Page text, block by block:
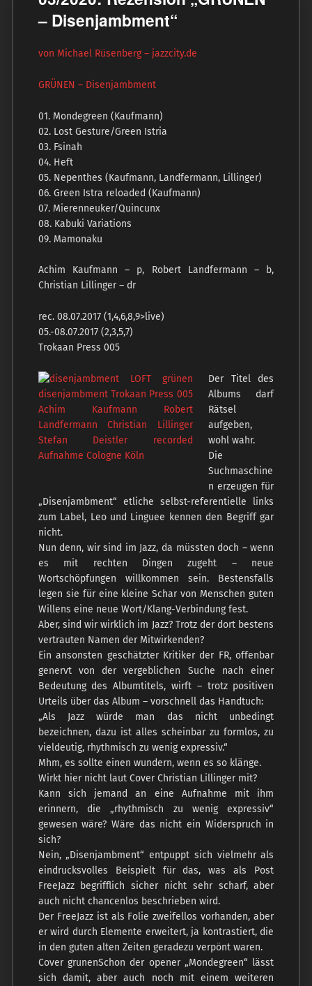
– Disenjambment“
von Michael Rüsenberg – jazzcity.de
GRÜNEN – Disenjambment
01. Mondegreen (Kaufmann)
02. Lost Gesture/Green Istria
03. Fsinah
04. Heft
05. Nepenthes (Kaufmann, Landfermann, Lillinger)
06. Green Istra reloaded (Kaufmann)
07. Mierenneuker/Quincunx
08. Kabuki Variations
09. Mamonaku
Achim Kaufmann – p, Robert Landfermann – b,
Christian Lillinger – dr
rec. 08.07.2017 (1,4,6,8,9>live)
05.-08.07.2017 (2,3,5,7)
Trokaan Press 005
Der Titel des
Albums darf
Rätsel
aufgeben,
wohl wahr.
Die
Suchmaschine
n erzeugen für
„Disenjambment“ etliche selbst-referentielle links
zum Label, Leo und Linguee kennen den Begriff gar
nicht.
Nun denn, wir sind im Jazz, da müssten doch – wenn
es mit rechten Dingen zugeht – neue
Wortschöpfungen willkommen sein. Bestensfalls
legen sie für eine kleine Schar von Menschen guten
Willens eine neue Wort/Klang-Verbindung fest.
Aber, sind wir wirklich im Jazz? Trotz der dort bestens
vertrauten Namen der Mitwirkenden?
Ein ansonsten geschätzter Kritiker der FR, offenbar
genervt von der vergeblichen Suche nach einer
Bedeutung des Albumtitels, wirft – trotz positiven
Urteils über das Album – vorschnell das Handtuch:
„Als Jazz würde man das nicht unbedingt
bezeichnen, dazu ist alles scheinbar zu formlos, zu
vieldeutig, rhythmisch zu wenig expressiv.“
Mhm, es sollte einen wundern, wenn es so klänge.
Wirkt hier nicht laut Cover Christian Lillinger mit?
Kann sich jemand an eine Aufnahme mit ihm
erinnern, die „rhythmisch zu wenig expressiv“
gewesen wäre? Wäre das nicht ein Widerspruch in
sich?
Nein, „Disenjambment“ entpuppt sich vielmehr als
eindrucksvolles Beispielt für das, was als Post
FreeJazz begrifflich sicher nicht sehr scharf, aber
auch nicht chancenlos beschrieben wird.
Der FreeJazz ist als Folie zweifellos vorhanden, aber
er wird durch Elemente erweitert, ja kontrastiert, die
in den guten alten Zeiten geradezu verpönt waren.
Cover grunenSchon der opener „Mondegreen“ lässt
sich damit, aber auch noch mit einem weiteren